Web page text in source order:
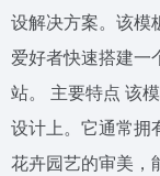
设解决方案。该模
爱好者快速搭建一
站。 主要特点 该
设计上。它通常拥
花卉园艺的审美，